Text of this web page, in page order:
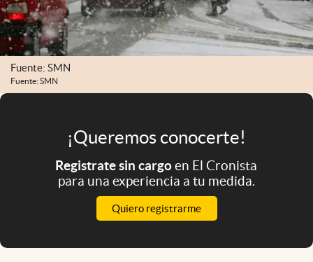
abre en nueva pestaña
Argentina
Fuente: SMN
Fuente: SMN
¡Queremos conocerte!
Registrate sin cargoen El Cronista
para una experiencia a tu medida.
Quiero registrarme